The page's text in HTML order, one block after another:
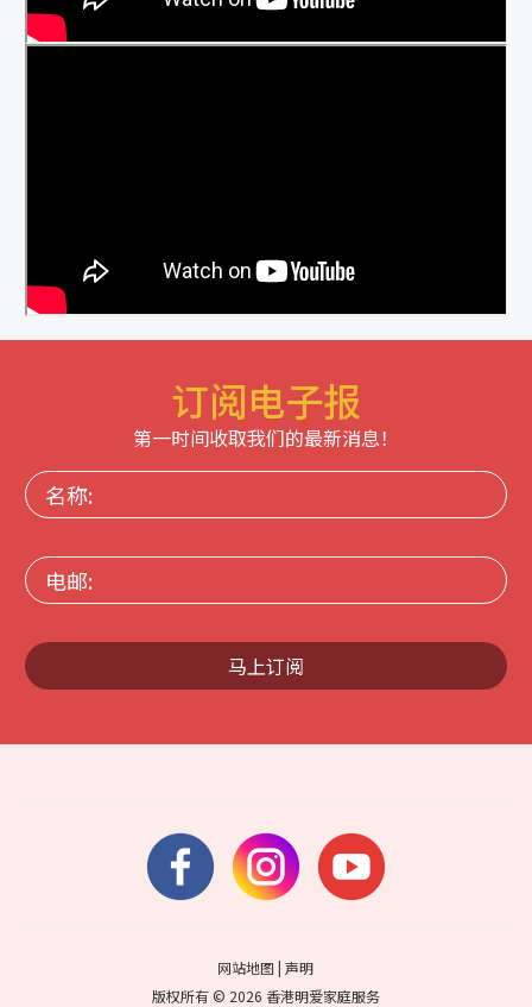
订阅电子报
第一时间收取我们的最新消息！
名
称:
电
邮:
马上订阅
网站地图 |声明
版权所有 © 2026 香港明爱家庭服务